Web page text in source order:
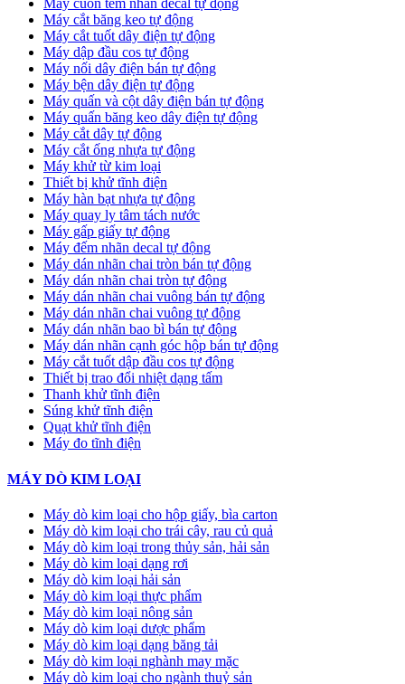
Máy cuốn tem nhãn decal tự động
Máy cắt băng keo tự động
Máy cắt tuốt dây điện tự động
Máy dập đầu cos tự động
Máy nối dây điện bán tự động
Máy bện dây điện tự động
Máy quấn và cột dây điện bán tự động
Máy quấn băng keo dây điện tự động
Máy cắt dây tự động
Máy cắt ống nhựa tự động
Máy khử từ kim loại
Thiết bị khử tĩnh điện
Máy hàn bạt nhựa tự động
Máy quay ly tâm tách nước
Máy gấp giấy tự động
Máy đếm nhãn decal tự động
Máy dán nhãn chai tròn bán tự động
Máy dán nhãn chai tròn tự động
Máy dán nhãn chai vuông bán tự động
Máy dán nhãn chai vuông tự động
Máy dán nhãn bao bì bán tự động
Máy dán nhãn cạnh góc hộp bán tự động
Máy cắt tuốt dập đầu cos tự động
Thiết bị trao đổi nhiệt dạng tấm
Thanh khử tĩnh điện
Súng khử tĩnh điện
Quạt khử tĩnh điện
Máy đo tĩnh điện
MÁY DÒ KIM LOẠI
Máy dò kim loại cho hộp giấy, bìa carton
Máy dò kim loại cho trái cây, rau củ quả
Máy dò kim loại trong thủy sản, hải sản
Máy dò kim loại dạng rơi
Máy dò kim loại hải sản
Máy dò kim loại thực phẩm
Máy dò kim loại nông sản
Máy dò kim loại dược phẩm
Máy dò kim loại dạng băng tải
Máy dò kim loại nghành may mặc
Máy dò kim loại cho ngành thuỷ sản